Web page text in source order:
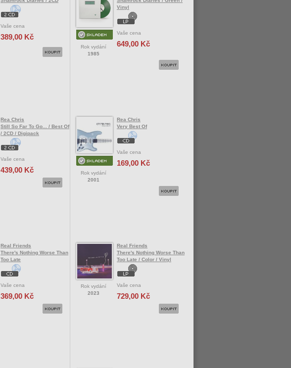
Vaše cena
389,00 Kč
Rok vydání
1985
Vinyl
Vaše cena
649,00 Kč
Rea Chris
Still So Far To Go... / Best Of
/ 2CD / Digipack
Vaše cena
439,00 Kč
Rok vydání
2001
Rea Chris
Very Best Of
Vaše cena
169,00 Kč
Real Friends
There's Nothing Worse Than
Too Late
Vaše cena
369,00 Kč
Rok vydání
2023
Real Friends
There's Nothing Worse Than
Too Late / Color / Vinyl
Vaše cena
729,00 Kč